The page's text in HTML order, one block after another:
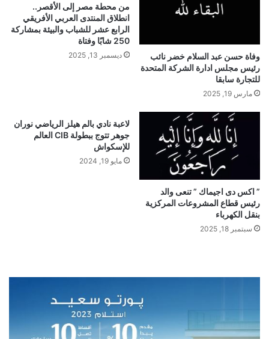
وفاة حسن عبد السلام خضر نائب
رئيس مجلس ادارة الشركة المتحدة
للتجارة سابقا
مارس 19, 2025
من محطة مصر إلى الأقصر..
انطلاق المنتدى العربي الأفريقي
الرابع عشر للشباب والبيئة بمشاركة
250 شابًا وفتاة
ديسمبر 13, 2025
” اكس دى اجيماك ” تنعى والد
رئيس قطاع المشروعات المركزية
بنقل الكهرباء
سبتمبر 18, 2025
لاعبة نادي بالم هيلز الرياضي نوران
جوهر تتوج ببطولة CIB العالم
للإسكواش
مايو 19, 2024